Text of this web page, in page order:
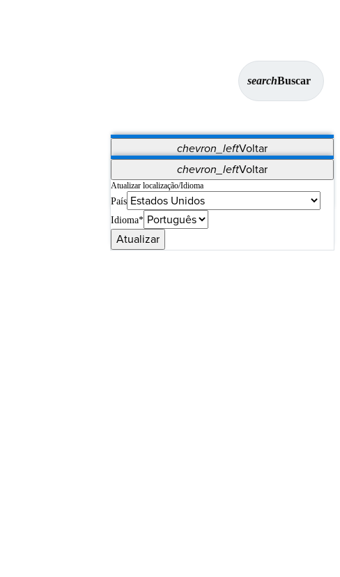
searchBuscar
chevron_leftVoltar
Vet Systems OrthoPedia Patient
Supplier Portal
Synergy Imaging & Resection
chevron_leftVoltar
Atualizar localização/Idioma
País
Idioma*
Atualizar